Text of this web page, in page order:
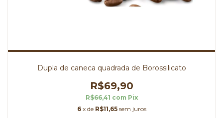
Dupla de caneca quadrada de Borossilicato
R$69,90
R$66,41 com Pix
6 x de R$11,65 sem juros